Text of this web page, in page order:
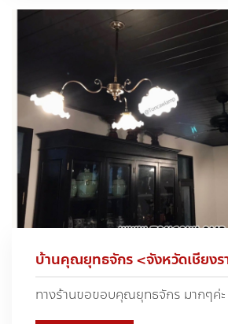
บ้านคุณยุทธจักร <จังหวัดเชียงร
ทางร้านขอขอบคุณยุทธจักร มากๆค่ะ